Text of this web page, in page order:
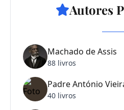
Autores
Machado de Assis
88 livros
Padre António
40 livros